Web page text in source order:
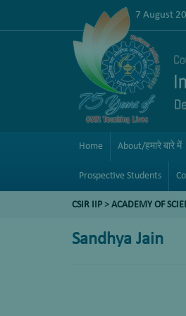
7 August
Home About/हमारे बारे में
Prospective Students
CSIR IIP > ACADEMY OF
Sandhya Jain